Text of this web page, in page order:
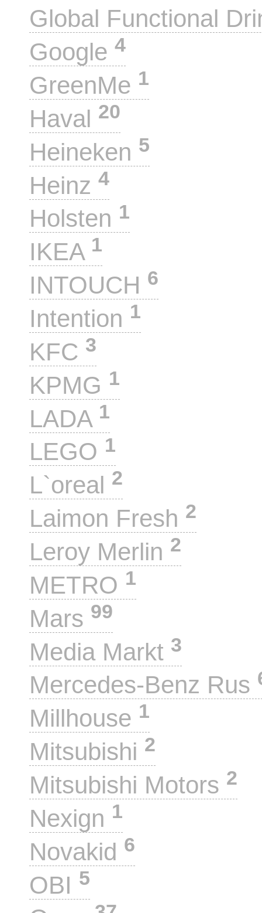
Global Functional
Google 4
GreenMe 1
Haval 20
Heineken 5
Heinz 4
Holsten 1
IKEA 1
INTOUCH 6
Intention 1
KFC 3
KPMG 1
LADA 1
LEGO 1
L`oreal 2
Laimon Fresh 2
Leroy Merlin 2
METRO 1
Mars 99
Media Markt 3
Mercedes-Benz Rus
Millhouse 1
Mitsubishi 2
Mitsubishi Motors 2
Nexign 1
Novakid 6
OBI 5